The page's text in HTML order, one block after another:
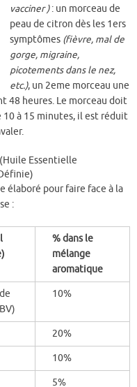
vacciner ): un morceau de
peau de citron dès les 1ers
symptômes (fièvre, mal de
gorge, migraine,
picotements dans le nez,
etc.), un 2eme morceau une
48 heures. Le morceau doit
à 15 minutes, il est réduit
Essentielle
élaboré pour faire face à la
:
% dans le
mélange
aromatique
10%
20%
10%
5%